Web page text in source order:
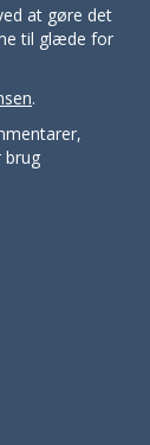
at gøre det
til glæde for
.
brug